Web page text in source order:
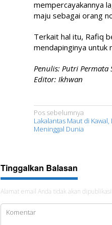
mempercayakannya
maju sebagai orang
Terkait hal itu, Rafiq
mendapinginya untuk
Penulis: Putri Permata
Editor: Ikhwan
N
a
g
a
s
i
Pos sebelumnya
Lakalantas Maut di
Meninggal Dunia
Tinggalkan Balasan
Alamat email Anda tidak akan